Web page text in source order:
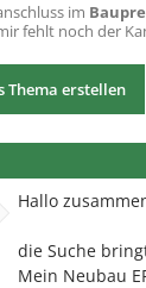
im
fehlt noch der
Thema erstellen
Hallo
die Suche
Mein Neubau